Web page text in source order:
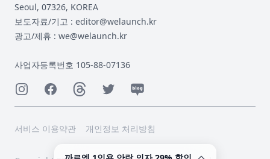
Seoul, 07326, KOREA
보도자료/기고 : editor@welaunch.kr
광고/제휴 : we@welaunch.kr
사업자등록번호 105-88-07136
InstagramFacebookThreadsTwitterNaver
서비스 이용약관 개인정보 처리방침